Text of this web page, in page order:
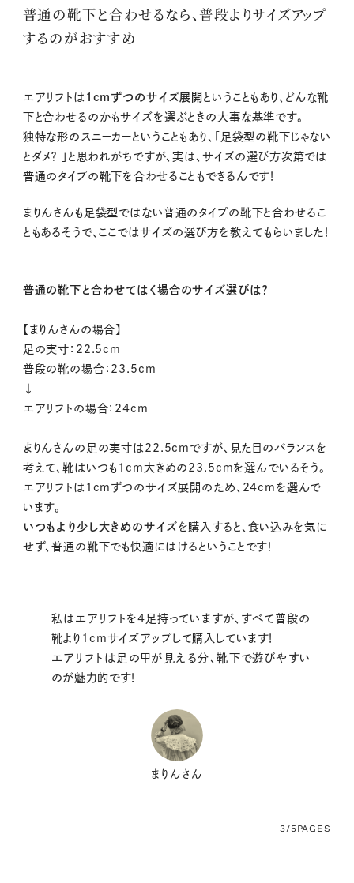
普通の靴下と合わせるなら、普段よりサイズアップ
するのがおすすめ
エアリフトは 1cmずつのサイズ展開 ということもあり、どんな靴
下と合わせるのかもサイズを選ぶときの大事な基準です。
独特な形のスニーカーということもあり、「足袋型の靴下じゃない
とダメ？ 」と思われがちですが、実は、サイズの選び方次第では
普通のタイプの靴下を合わせることもできるんです！
まりんさんも足袋型ではない普通のタイプの靴下と合わせるこ
ともあるそうで、ここではサイズの選び方を教えてもらいました！
普通の靴下と合わせてはく場合のサイズ選びは？
【まりんさんの場合】
足の実寸：22.5cm
普段の靴の場合：23.5cm
↓
エアリフトの場合：24cm
まりんさんの足の実寸は22.5cmですが、見た目のバランスを
考えて、靴はいつも1cm大きめの23.5cmを選んでいるそう。
エアリフトは1cmずつのサイズ展開のため、24cmを選んで
います。
いつもより少し大きめのサイズ を購入すると、食い込みを気に
せず、普通の靴下でも快適にはけるということです！
私はエアリフトを4足持っていますが、すべて普段の
靴より1cmサイズアップして購入しています！
エアリフトは足の甲が見える分、靴下で遊びやすい
のが魅力的です！
まりんさん
3/5PAGES